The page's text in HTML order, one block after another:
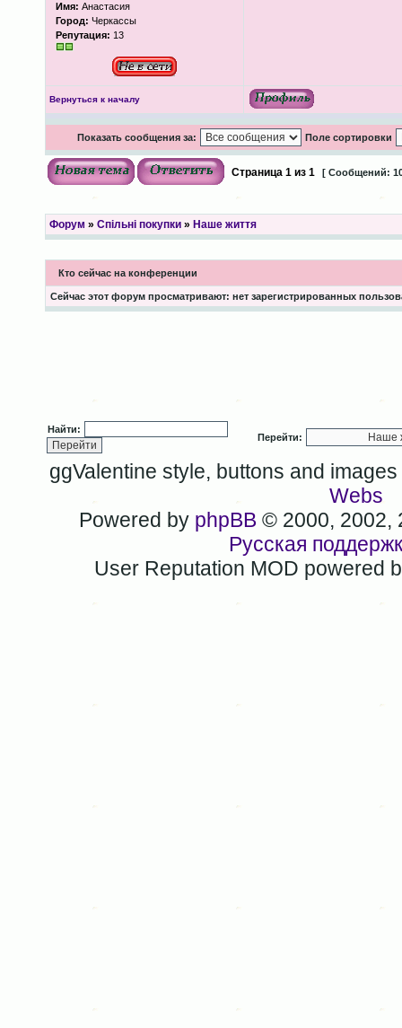
Имя: Анастасия
Город: Черкассы
Репутация: 13
Вернуться к началу
Показать сообщения за: Поле сортировки
Страница 1из 1 [ Сообщений:
Форум » Спільні покупки» Наше життя
Кто сейчас на конференции
Сейчас этот форум просматривают: нет зарегистрированных
Найти:
Перейти:
ggValentine style, buttons and
Webs
Powered by phpBB © 2000, 2002,
Русская
User Reputation MOD powered